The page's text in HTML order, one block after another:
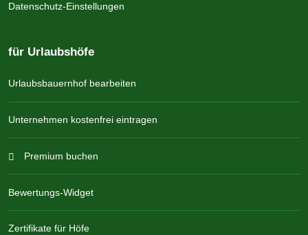
Datenschutz-Einstellungen
für Urlaubshöfe
Urlaubsbauernhof bearbeiten
Unternehmen kostenfrei eintragen
Premium buchen
Bewertungs-Widget
Zertifikate für Höfe